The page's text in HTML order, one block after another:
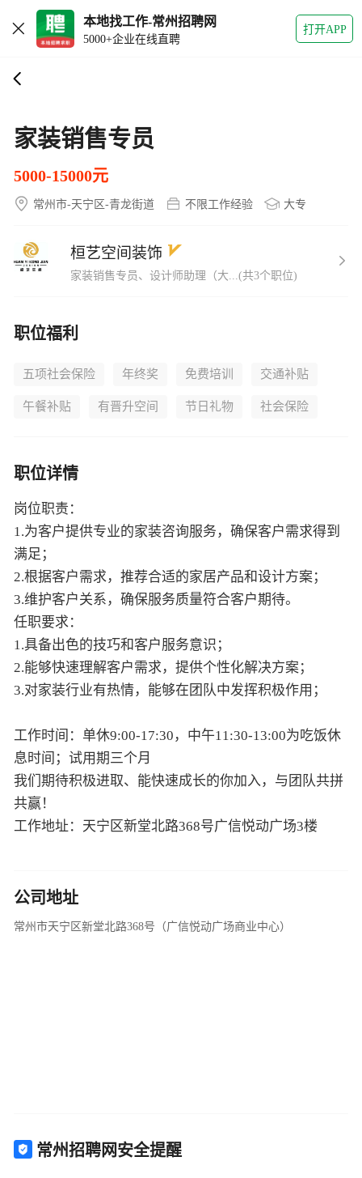
本地找工作-常州招聘网
5000+企业在线直聘
打开APP
家装销售专员
5000-15000元
常州市-天宁区-青龙街道 不限工作经验 大专
桓艺空间装饰
家装销售专员、设计师助理（大...(共3个职位)
职位福利
五项社会保险 年终奖 免费培训 交通补贴
午餐补贴 有晋升空间 节日礼物 社会保险
职位详情
岗位职责：
1.为客户提供专业的家装咨询服务，确保客户需求得到
满足；
2.根据客户需求，推荐合适的家居产品和设计方案；
3.维护客户关系，确保服务质量符合客户期待。
任职要求：
1.具备出色的技巧和客户服务意识；
2.能够快速理解客户需求，提供个性化解决方案；
3.对家装行业有热情，能够在团队中发挥积极作用；
工作时间：单休9:00-17:30，中午11:30-13:00为吃饭休
息时间；试用期三个月
我们期待积极进取、能快速成长的你加入，与团队共拼
共赢！
工作地址：天宁区新堂北路368号广信悦动广场3楼
公司地址
常州市天宁区新堂北路368号（广信悦动广场商业中心）
常州招聘网安全提醒